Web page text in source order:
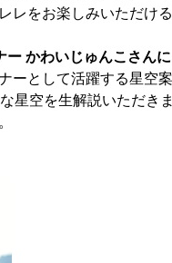
レをお楽しみいただけ
ー かわいじゅんこさん
ーとして活躍する星空
星空を生解説いただき